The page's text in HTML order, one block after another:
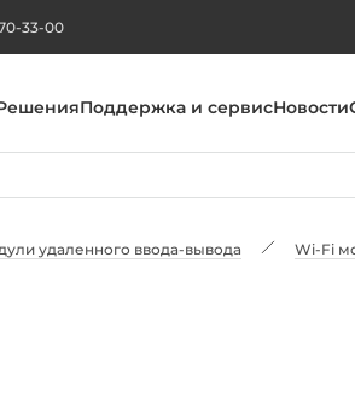
33-00
Поддержка и сервисНовости
удаленного ввода-вывода Wi-Fi